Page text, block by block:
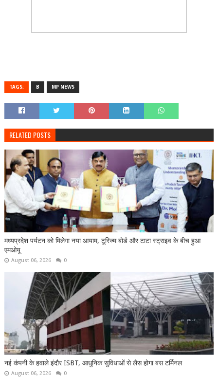
TAGS: B MP NEWS
RELATED POSTS
मध्यप्रदेश पर्यटन को मिलेगा नया आयाम, टूरिज्म बोर्ड और टाटा स्ट्राइव के बीच हुआ
एमओयू
August 06, 2026 0
नई कंपनी के हवाले इंदौर ISBT, आधुनिक सुविधाओं से लैस होगा बस टर्मिनल
August 06, 2026 0